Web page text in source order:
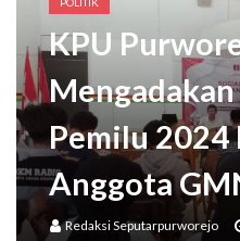
Wakil Bupati Meresmikan
Bupati Purworejo Mengajak
KPU
Pemilu 2024
Anggota
Redaksi Seputarpurworejo